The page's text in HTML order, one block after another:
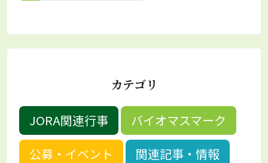
カテゴリ
JORA関連行事
バイオマスマーク
公募・イベント
関連記事・情報